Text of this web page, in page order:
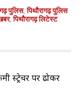
पुलिस,पिथौरागढ़ पुलिस
,पिथौरागढ़ लिटेस्ट
स्ट्रेचर पर ढोकर